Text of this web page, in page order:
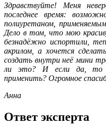
Здравствуйте! Меня
последнее время:
полиуретаном,
Дело в том, что мою
безнадёжно испортили,
акрилом, а хочется
создать внутри неё мини
ли это? И если да, то
применить? Огромное
Анна
Ответ эксперта